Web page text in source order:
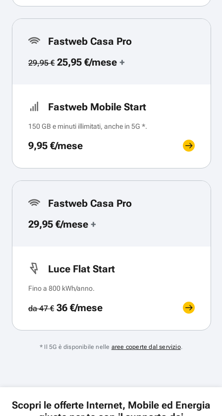
Fastweb Casa Pro
29,95 €25,95 €/mese+
Fastweb Mobile Start
150 GB e minuti illimitati, anche in 5G *.
9,95 €/mese
Fastweb Casa Pro
29,95 €/mese +
Luce Flat Start
Fino a 800 kWh/anno.
da 47 €36 €/mese
* Il 5G è disponibile nelle aree coperte dal servizio.
Scopri le offerte Internet, Mobile ed Energia